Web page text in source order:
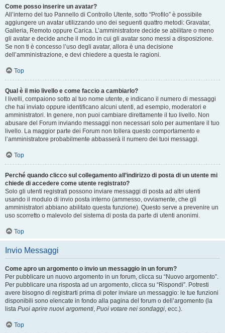
Come posso inserire un avatar?
All’interno del tuo Pannello di Controllo Utente, sotto “Profilo” è possibile
aggiungere un avatar utilizzando uno dei seguenti quattro metodi: Gravatar,
Galleria, Remoto oppure Carica. L’amministratore decide se abilitare o meno
gli avatar e decide anche il modo in cui gli avatar sono messi a disposizione.
Se non ti è concesso l’uso degli avatar, allora è una decisione
dell’amministrazione, e devi chiedere a questa le ragioni.
Top
Qual è il mio livello e come faccio a cambiarlo?
I livelli, compaiono sotto al tuo nome utente, e indicano il numero di messaggi
che hai inviato oppure identificano alcuni utenti, ad esempio, moderatori e
amministratori. In genere, non puoi cambiare direttamente il tuo livello. Non
abusare del Forum inviando messaggi non necessari solo per aumentare il tuo
livello. La maggior parte dei Forum non tollera questo comportamento e
l’amministratore probabilmente abbasserà il numero dei tuoi messaggi.
Top
Perché quando clicco sul collegamento all’indirizzo di posta di un utente mi
chiede di accedere come utente registrato?
Solo gli utenti registrati possono inviare messaggi di posta ad altri utenti
usando il modulo di invio posta interno (ammesso, ovviamente, che gli
amministratori abbiano abilitato questa funzione). Questo serve a prevenire un
uso scorretto o malevolo del sistema di posta da parte di utenti anonimi.
Top
Invio Messaggi
Come apro un argomento o invio un messaggio in un forum?
Per pubblicare un nuovo argomento in un forum, clicca su “Nuovo argomento”.
Per pubblicare una risposta ad un argomento, clicca su “Rispondi”. Potresti
avere bisogno di registrarti prima di poter inviare un messaggio: le tue funzioni
disponibili sono elencate in fondo alla pagina del forum o dell’argomento (la
lista Puoi aprire nuovi argomenti, Puoi votare nei sondaggi, ecc.).
Top